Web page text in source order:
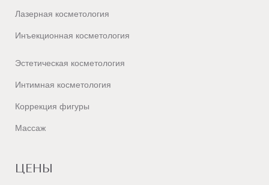
Лазерная косметология
Инъекционная косметология
Эстетическая косметология
Интимная косметология
Коррекция фигуры
Массаж
ЦЕНЫ